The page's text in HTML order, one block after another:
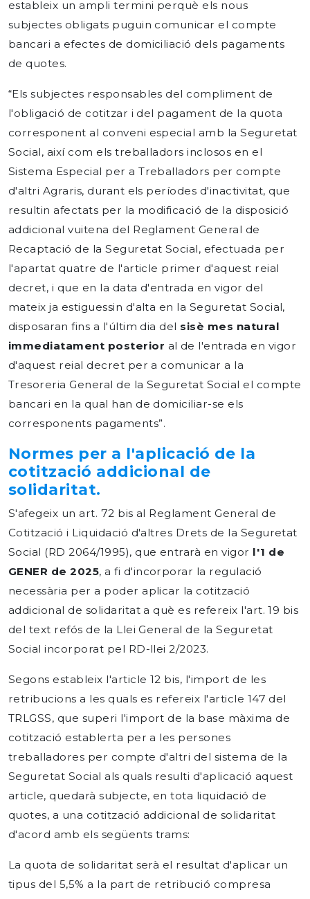
estableix un ampli termini perquè els nous
subjectes obligats puguin comunicar el compte
bancari a efectes de domiciliació dels pagaments
de quotes.
“Els subjectes responsables del compliment de
l'obligació de cotitzar i del pagament de la quota
corresponent al conveni especial amb la Seguretat
Social, així com els treballadors inclosos en el
Sistema Especial per a Treballadors per compte
d'altri Agraris, durant els períodes d'inactivitat, que
resultin afectats per la modificació de la disposició
addicional vuitena del Reglament General de
Recaptació de la Seguretat Social, efectuada per
l'apartat quatre de l'article primer d'aquest reial
decret, i que en la data d'entrada en vigor del
mateix ja estiguessin d'alta en la Seguretat Social,
disposaran fins a l'últim dia del sisè mes natural
immediatament posterior al de l'entrada en vigor
d'aquest reial decret per a comunicar a la
Tresoreria General de la Seguretat Social el compte
bancari en la qual han de domiciliar-se els
corresponents pagaments”.
Normes per a l'aplicació de la
cotització addicional de
solidaritat.
S'afegeix un art. 72 bis al Reglament General de
Cotització i Liquidació d'altres Drets de la Seguretat
Social (RD 2064/1995), que entrarà en vigor l'1 de
GENER de 2025, a fi d'incorporar la regulació
necessària per a poder aplicar la cotització
addicional de solidaritat a què es refereix l'art. 19 bis
del text refós de la Llei General de la Seguretat
Social incorporat pel RD-llei 2/2023.
Segons estableix l'article 12 bis, l'import de les
retribucions a les quals es refereix l'article 147 del
TRLGSS, que superi l'import de la base màxima de
cotització establerta per a les persones
treballadores per compte d'altri del sistema de la
Seguretat Social als quals resulti d'aplicació aquest
article, quedarà subjecte, en tota liquidació de
quotes, a una cotització addicional de solidaritat
d'acord amb els següents trams:
La quota de solidaritat serà el resultat d'aplicar un
tipus del 5,5% a la part de retribució compresa